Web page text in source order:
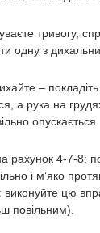
тривогу,
одну з
–
а рука на
опускається.
рахунок 4-7-8:
і м’яко
виконуйте цю
повільним).